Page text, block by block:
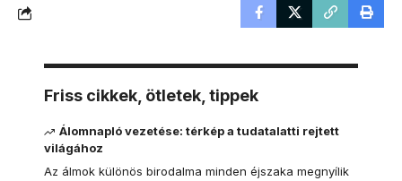
Friss cikkek, ötletek, tippek
Álomnapló vezetése: térkép a tudatalatti rejtett
világához
Az álmok különös birodalma minden éjszaka megnyílik